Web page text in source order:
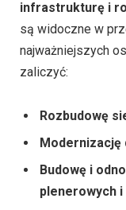
infrastrukturę i
są widoczne w
najważniejszych
zaliczyć:
Rozbudowę
Modernizację
Budowę i
plenerowych